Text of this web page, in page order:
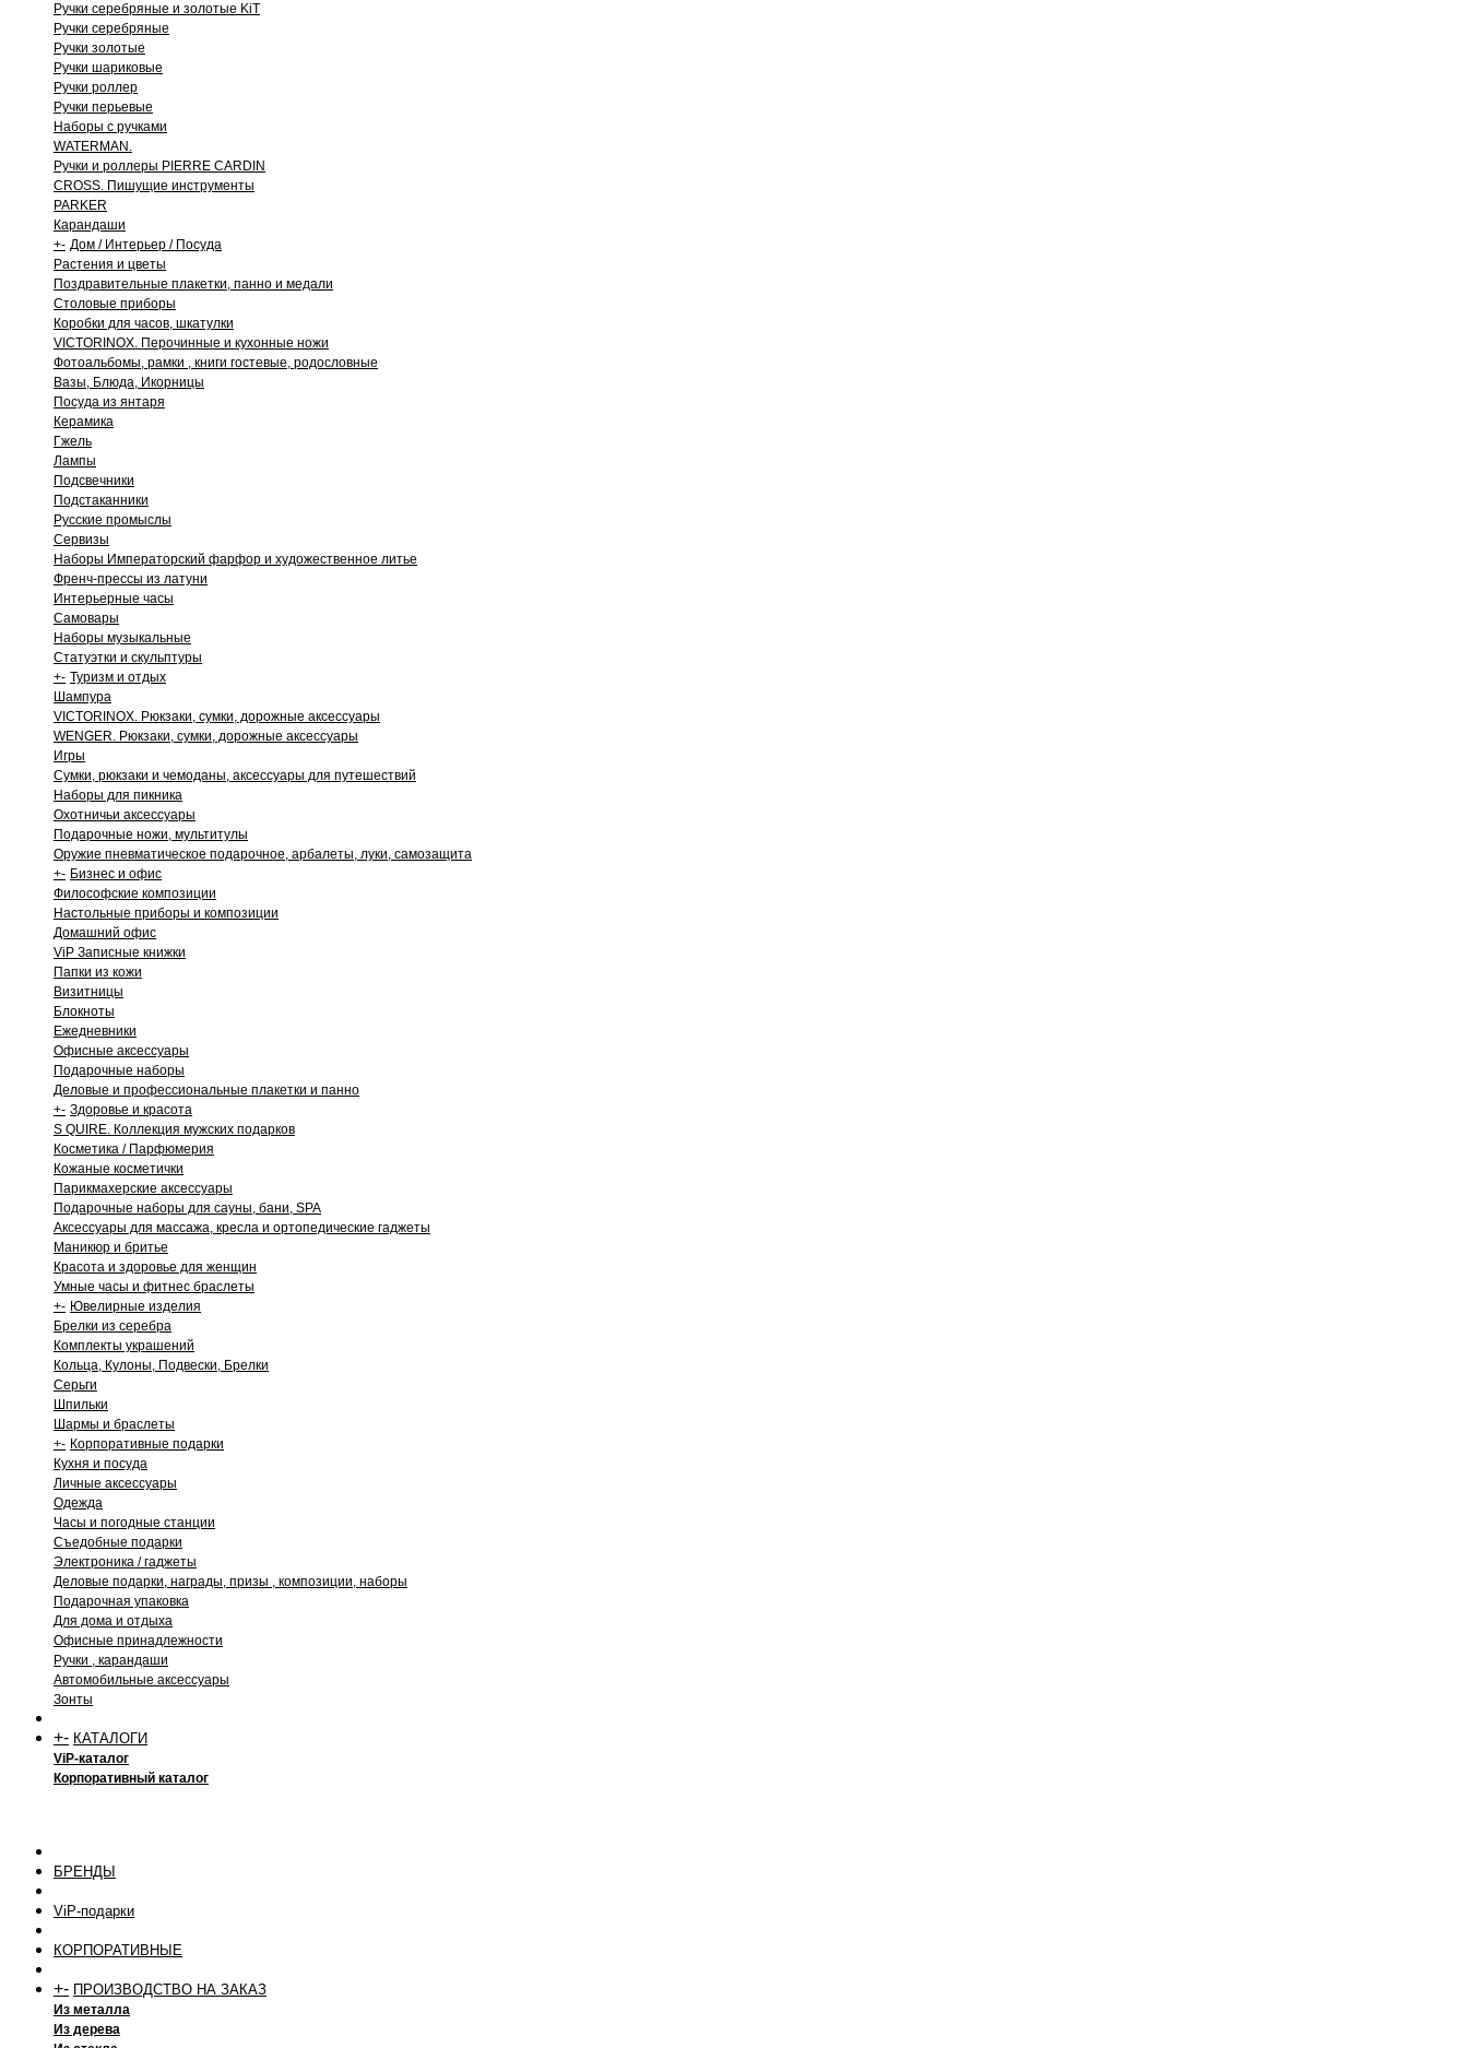
Ручки серебряные и золотые KiT
Ручки серебряные
Ручки золотые
Ручки шариковые
Ручки роллер
Ручки перьевые
Наборы с ручками
WATERMAN.
Ручки и роллеры PIERRE CARDIN
CROSS. Пишущие инструменты
PARKER
Карандаши
+- Дом / Интерьер / Посуда
Растения и цветы
Поздравительные плакетки, панно и медали
Столовые приборы
Коробки для часов, шкатулки
VICTORINOX. Перочинные и кухонные ножи
Фотоальбомы, рамки , книги гостевые, родословные
Вазы, Блюда, Икорницы
Посуда из янтаря
Керамика
Гжель
Лампы
Подсвечники
Подстаканники
Русские промыслы
Сервизы
Наборы Императорский фарфор и художественное литье
Френч-прессы из латуни
Интерьерные часы
Самовары
Наборы музыкальные
Статуэтки и скульптуры
+- Туризм и отдых
Шампура
VICTORINOX. Рюкзаки, сумки, дорожные аксессуары
WENGER. Рюкзаки, сумки, дорожные аксессуары
Игры
Сумки, рюкзаки и чемоданы, аксессуары для путешествий
Наборы для пикника
Охотничьи аксессуары
Подарочные ножи, мультитулы
Оружие пневматическое подарочное, арбалеты, луки, самозащита
+- Бизнес и офис
Философские композиции
Настольные приборы и композиции
Домашний офис
ViP Записные книжки
Папки из кожи
Визитницы
Блокноты
Ежедневники
Офисные аксессуары
Подарочные наборы
Деловые и профессиональные плакетки и панно
+- Здоровье и красота
S QUIRE. Коллекция мужских подарков
Косметика / Парфюмерия
Кожаные косметички
Парикмахерские аксессуары
Подарочные наборы для сауны, бани, SPA
Аксессуары для массажа, кресла и ортопедические гаджеты
Маникюр и бритье
Красота и здоровье для женщин
Умные часы и фитнес браслеты
+- Ювелирные изделия
Брелки из серебра
Комплекты украшений
Кольца, Кулоны, Подвески, Брелки
Серьги
Шпильки
Шармы и браслеты
+- Корпоративные подарки
Кухня и посуда
Личные аксессуары
Одежда
Часы и погодные станции
Съедобные подарки
Электроника / гаджеты
Деловые подарки, награды, призы , композиции, наборы
Подарочная упаковка
Для дома и отдыха
Офисные принадлежности
Ручки , карандаши
Автомобильные аксессуары
Зонты
+- КАТАЛОГИ
ViP-каталог
Корпоративный каталог
БРЕНДЫ
ViP-подарки
КОРПОРАТИВНЫЕ
+- ПРОИЗВОДСТВО НА ЗАКАЗ
Из металла
Из дерева